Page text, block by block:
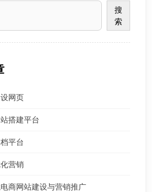
搜
索
网页
搭建平台
平台
营销
商网站建设与营销推广